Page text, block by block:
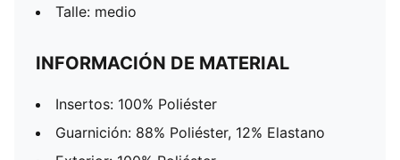
Talle: medio
INFORMACIÓN DE MATERIAL
Insertos: 100% Poliéster
Guarnición: 88% Poliéster, 12% Elastano